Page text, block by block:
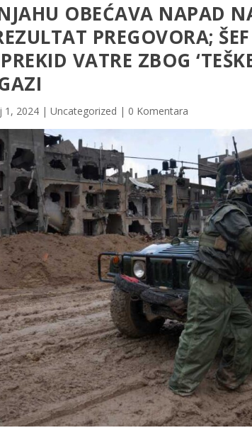
OBEĆAVA NAPAD
PREGOVORA;
VATRE ZBOG
1, 2024 | Uncategorized | 0 Komentara